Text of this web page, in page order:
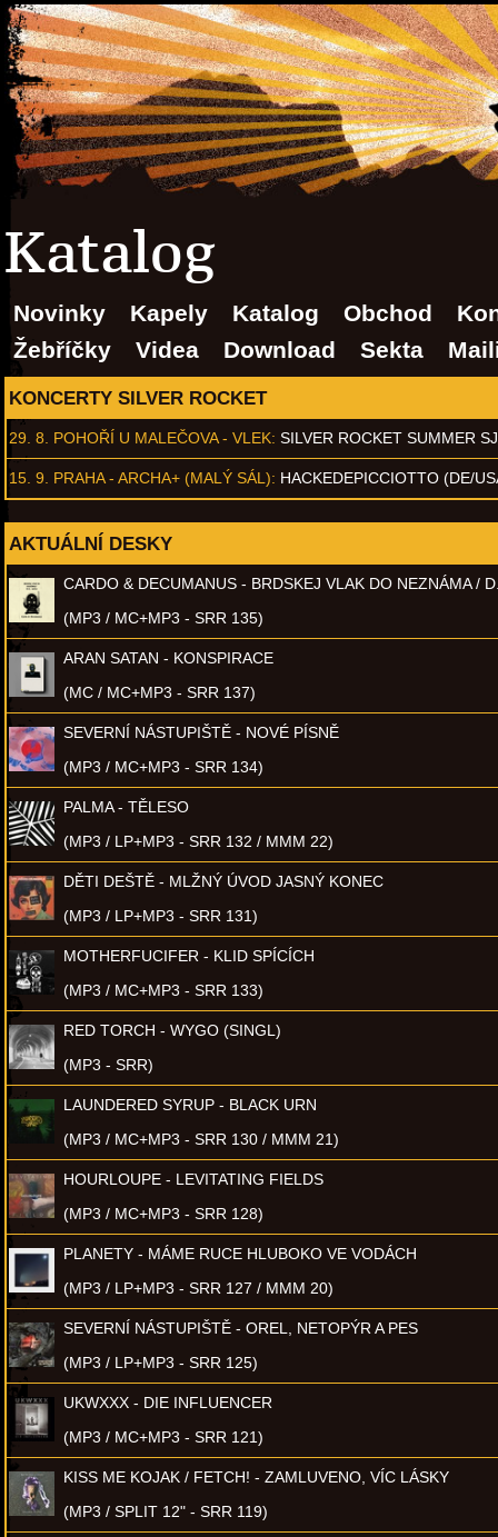
Katalog
Novinky Kapely Katalog Obchod
Žebříčky
Videa Download Sekta
KONCERTY SILVER ROCKET
29. 8. POHOŘÍ U MALEČOVA - VLEK: SILVER ROCKET SUMMER
15. 9. PRAHA - ARCHA+ (MALÝ SÁL): HACKEDEPICCIOTTO (DE/
AKTUÁLNÍ DESKY
CARDO & DECUMANUS - BRDSKEJ VLAK DO NEZNÁMA /
(MP3 / MC+MP3 - SRR 135)
ARAN SATAN - KONSPIRACE
(MC / MC+MP3 - SRR 137)
SEVERNÍ NÁSTUPIŠTĚ - NOVÉ PÍSNĚ
(MP3 / MC+MP3 - SRR 134)
PALMA - TĚLESO
(MP3 / LP+MP3 - SRR 132 / MMM 22)
DĚTI DEŠTĚ - MLŽNÝ ÚVOD JASNÝ KONEC
(MP3 / LP+MP3 - SRR 131)
MOTHERFUCIFER - KLID SPÍCÍCH
(MP3 / MC+MP3 - SRR 133)
RED TORCH - WYGO (SINGL)
(MP3 - SRR)
LAUNDERED SYRUP - BLACK URN
(MP3 / MC+MP3 - SRR 130 / MMM 21)
HOURLOUPE - LEVITATING FIELDS
(MP3 / MC+MP3 - SRR 128)
PLANETY - MÁME RUCE HLUBOKO VE VODÁCH
(MP3 / LP+MP3 - SRR 127 / MMM 20)
SEVERNÍ NÁSTUPIŠTĚ - OREL, NETOPÝR A PES
(MP3 / LP+MP3 - SRR 125)
UKWXXX - DIE INFLUENCER
(MP3 / MC+MP3 - SRR 121)
KISS ME KOJAK / FETCH! - ZAMLUVENO, VÍC LÁSKY
(MP3 / SPLIT 12" - SRR 119)